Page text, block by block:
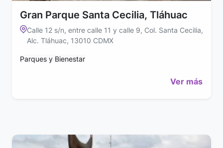
Gran Parque Santa Cecilia, Tláhuac
Calle 12 s/n, entre calle 11 y calle 9, Col. Santa Cecilia,
Alc. Tláhuac, 13010 CDMX
Parques y Bienestar
Ver más